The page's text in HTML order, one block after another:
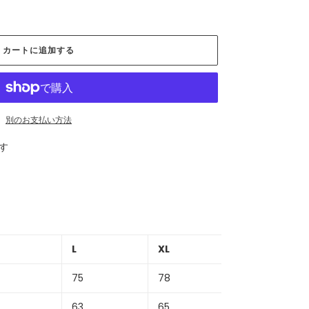
カートに追加する
別のお支払い方法
L XL
75 78